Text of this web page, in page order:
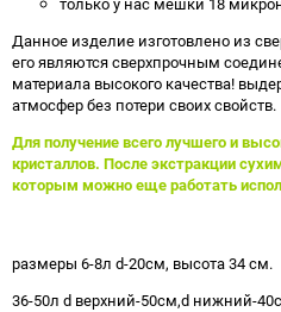
Данное изделие изготовлено из
его являются сверхпрочным
материала высокого качества!
атмосфер без потери своих свойств.
Для получение всего лучшего и
кристаллов. После экстракции
которым можно еще работать
размеры 6-8л d-20см, высота 34 см.
36-50л d верхний-50см,d нижний-